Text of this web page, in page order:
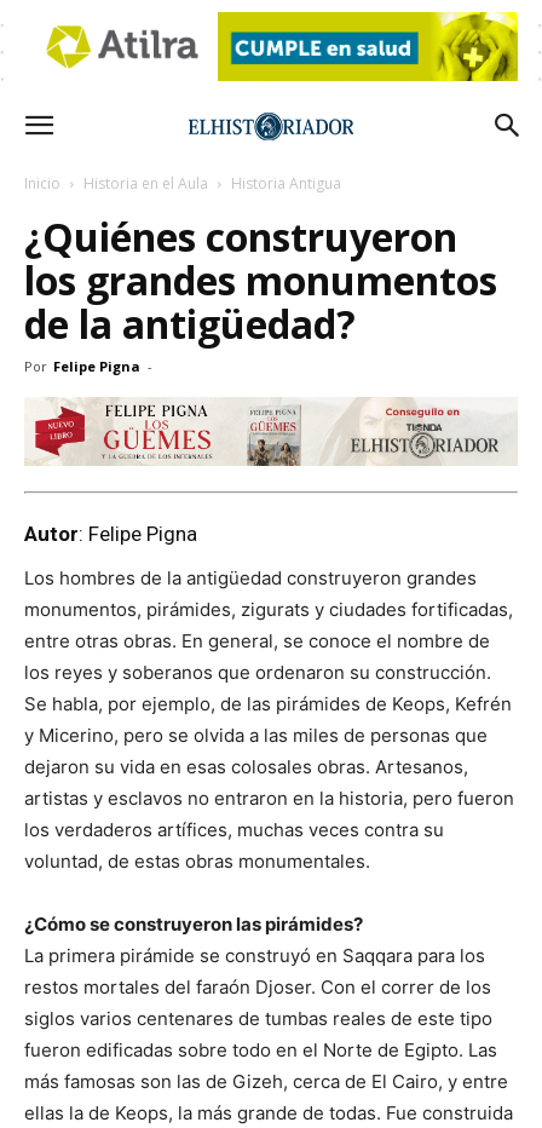
Inicio Historia en el Aula Historia Antigua
¿Quiénes construyeron
los grandes monumentos
de la antigüedad?
Por Felipe Pigna -
Autor: Felipe Pigna
Los hombres de la antigüedad construyeron grandes
monumentos, pirámides, zigurats y ciudades fortificadas,
entre otras obras. En general, se conoce el nombre de
los reyes y soberanos que ordenaron su construcción.
Se habla, por ejemplo, de las pirámides de Keops, Kefrén
y Micerino, pero se olvida a las miles de personas que
dejaron su vida en esas colosales obras. Artesanos,
artistas y esclavos no entraron en la historia, pero fueron
los verdaderos artífices, muchas veces contra su
voluntad, de estas obras monumentales.
¿Cómo se construyeron las pirámides?
La primera pirámide se construyó en Saqqara para los
restos mortales del faraón Djoser. Con el correr de los
siglos varios centenares de tumbas reales de este tipo
fueron edificadas sobre todo en el Norte de Egipto. Las
más famosas son las de Gizeh, cerca de El Cairo, y entre
ellas la de Keops, la más grande de todas. Fue construida